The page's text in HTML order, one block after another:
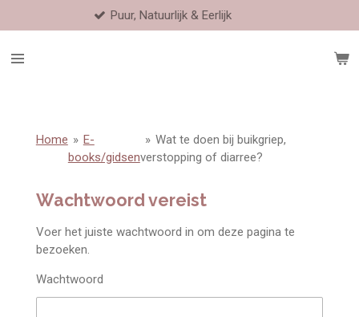
direct
naar
Puur, Natuurlijk & Eerlijk
Home » E-
books/gidsen
» Wat te doen bij buikgriep,
verstopping of diarree?
Wachtwoord vereist
Voer het juiste wachtwoord in om deze pagina te
bezoeken.
Wachtwoord